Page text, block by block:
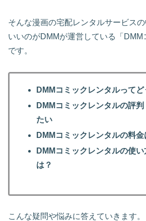
そんな漫画の宅配レンタルサービス
いいのがDMMが運営している「DMM
です。
DMMコミックレンタルってど
DMMコミックレンタルの評
たい
DMMコミックレンタルの料金
DMMコミックレンタルの使
は？
こんな疑問や悩みに答えていきます。